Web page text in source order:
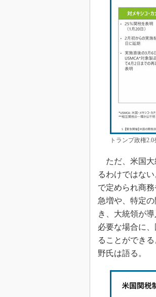
トランプ政権
ただ、米国大
るわけではな
で定められ商
急増や、特定
き、大統領が
必要な場合に
ることができ
野氏は語る。